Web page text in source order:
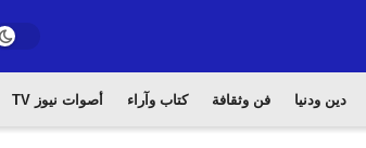
دين ودنيا فن وثقافة كتاب وآراء أصوات نيوز TV